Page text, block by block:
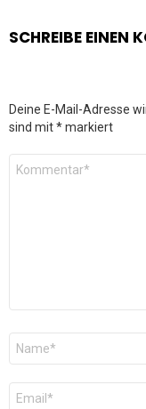
SCHREIBE EINEN
Deine E-Mail-Adresse
sind mit*markiert
Kommentar
Name
E-
Mail